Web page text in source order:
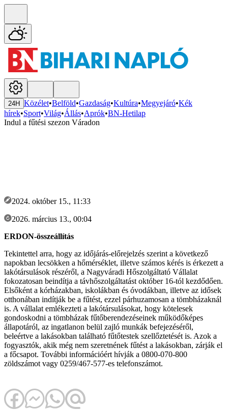
24H Közélet•Belföld•Gazdaság•Kultúra•Megyejáró•Kék
hírek•Sport•Világ•Állás•Aprók•BN-Hetilap
Indul a fűtési szezon Váradon
2024. október 15., 11:33
2026. március 13., 00:04
ERDON-összeállítás
Tekintettel arra, hogy az időjárás-előrejelzés szerint a következő
napokban lecsökken a hőmérséklet, illetve számos kérés is érkezett a
lakótársulások részéről, a Nagyváradi Hőszolgáltató Vállalat
fokozatosan beindítja a távhőszolgáltatást október 16-tól kezdődően.
Elsőként a kórházakban, iskolákban és óvodákban, illetve az idősek
otthonában indítják be a fűtést, ezzel párhuzamosan a tömbházaknál
is. A vállalat emlékezteti a lakótársulásokat, hogy kötelesek
gondoskodni a tömbházak fűtőberendezéseinek működőképes
állapotáról, az ingatlanon belül zajló munkák befejezéséről,
beleértve a lakásokban található fűtőtestek szellőztetését is. Azok a
fogyasztók, akik még nem szeretnének fűtést a lakásokban, zárják el
a főcsapot. További információért hívják a 0800-070-800
zöldszámot vagy 0259/467-577-es telefonszámot.